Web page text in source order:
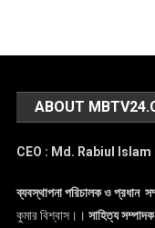
ABOUT
CEO : Md. Rabiul Islam
ব্যবস্থাপনা পরিচালক ও প্রধান
কুমার বিশ্বাস।। সাহিত্য